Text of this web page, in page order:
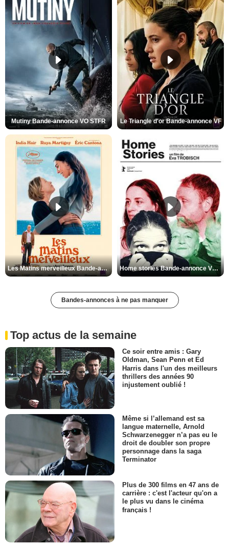
Mutiny Bande-annonce VO STFR Le Triangle d'or Bande-annonce VF
Les Matins merveilleux Bande-annonce VF Home stories Bande-annonce VO STFR
Bandes-annonces à ne pas manquer
Top actus de la semaine
Ce soir entre amis : Gary
Oldman, Sean Penn et Ed
Harris dans l'un des meilleurs
thrillers des années 90
injustement oublié !
Même si l’allemand est sa
langue maternelle, Arnold
Schwarzenegger n’a pas eu le
droit de doubler son propre
personnage dans la saga
Terminator
Plus de 300 films en 47 ans de
carrière : c'est l'acteur qu'on a
le plus vu dans le cinéma
français !